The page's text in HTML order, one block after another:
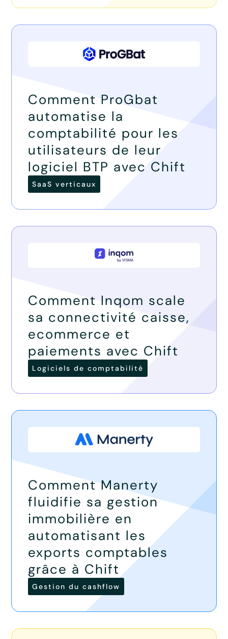
Comment ProGbat
automatise la
comptabilité pour les
utilisateurs de leur
logiciel BTP avec Chift
SaaS verticaux
Comment Inqom scale
sa connectivité caisse,
ecommerce et
paiements avec Chift
Logiciels de comptabilité
Comment Manerty
fluidifie sa gestion
immobilière en
automatisant les
exports comptables
grâce à Chift
Gestion du cashflow